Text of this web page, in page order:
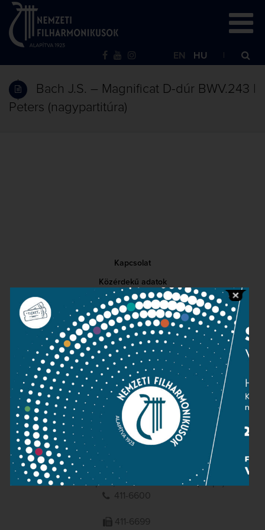
EN HU
Bach J.S. – Magnificat D-dúr BWV.243 |
Peters (nagypartitúra)
Kapcsolat
Közérdekű adatok
Sajtószoba
Adatvédelem
Impresszum
NEMZETI
FILHARMONIKUSOK
1095 Budapest, Komor Marcell u. 1. (Müpa)
411-6600
411-6699